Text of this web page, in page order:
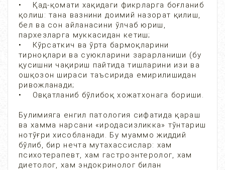
• Қад-қомати хақидаги фикрларга боғланиб
қолиш: тана вазнини доимий назорат қилиш,
бел ва сон айланасини ўлчаб юриш,
пархезларга муккасидан кетиш;
• Кўрсаткич ва ўрта бармоқларини
тирноқлари ва суюкларини зарарланиши (бу
қусишни чақириш пайтида тишларини изи ва
ошқозон шираси таъсирида емирилишидан
ривожланади;
• Овқатланиб бўлибоқ хожатхонага бориши.
Булимияга енгил патология сифатида қараш
ва хамма нарсани «иродасизликка» тўнтариш
нотўғри хисобланади. Бу муаммо жиддий
бўлиб, бир нечта мутахассислар: хам
психотерапевт, хам гастроэнтеролог, хам
диетолог, хам эндокринолог билан